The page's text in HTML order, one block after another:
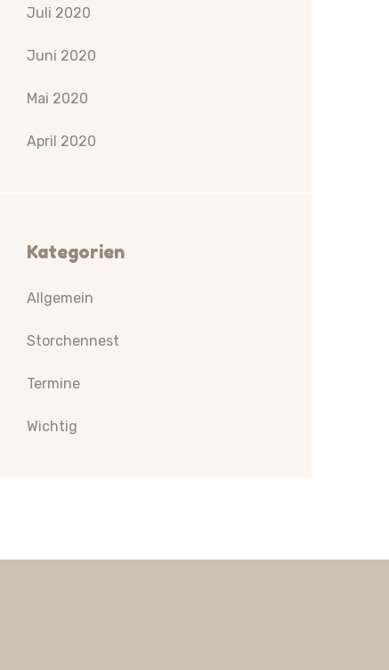
Juli 2020
Juni 2020
Mai 2020
April 2020
Kategorien
Allgemein
Storchennest
Termine
Wichtig